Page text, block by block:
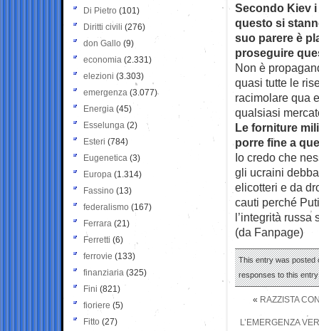
Secondo Kiev
questo si
suo parere è
proseguire
Non è
quasi tutte le
racimolare qua
qualsiasi
Le forniture
porre fine a
Io credo che
gli ucraini
elicotteri e da
cauti perché
l’integrità russa
(da Fanpage)
This entry was posted
responses to this
« RAZZISTA
L’EMERGENZA
Di Pietro (101)
Diritti civili (276)
don Gallo (9)
economia (2.331)
elezioni (3.303)
emergenza (3.077)
Energia (45)
Esselunga (2)
Esteri (784)
Eugenetica (3)
Europa (1.314)
Fassino (13)
federalismo (167)
Ferrara (21)
Ferretti (6)
ferrovie (133)
finanziaria (325)
Fini (821)
fioriere (5)
Fitto (27)